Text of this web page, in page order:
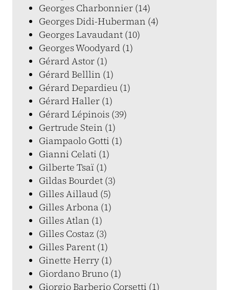
Georges Charbonnier (14)
Georges Didi-Huberman (4)
Georges Lavaudant (10)
Georges Woodyard (1)
Gérard Astor (1)
Gérard Belllin (1)
Gérard Depardieu (1)
Gérard Haller (1)
Gérard Lépinois (39)
Gertrude Stein (1)
Giampaolo Gotti (1)
Gianni Celati (1)
Gilberte Tsaï (1)
Gildas Bourdet (3)
Gilles Aillaud (5)
Gilles Arbona (1)
Gilles Atlan (1)
Gilles Costaz (3)
Gilles Parent (1)
Ginette Herry (1)
Giordano Bruno (1)
Giorgio Barberio Corsetti (1)